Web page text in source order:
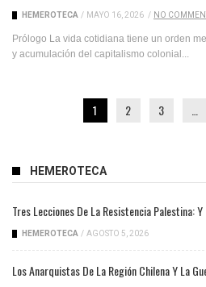
HEMEROTECA / MAYO 16, 2026 / NO
Prólogo La vida cotidiana tiene un orden
y acumulación del capitalismo colonial...
1 2 3
HEMEROTECA
Tres Lecciones De La Resistencia Palestina:
HEMEROTECA / AGOSTO 5, 2026
Los Anarquistas De La Región Chilena Y La